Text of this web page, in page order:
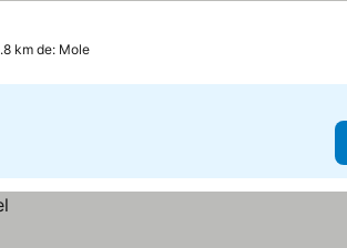
km de: Mole